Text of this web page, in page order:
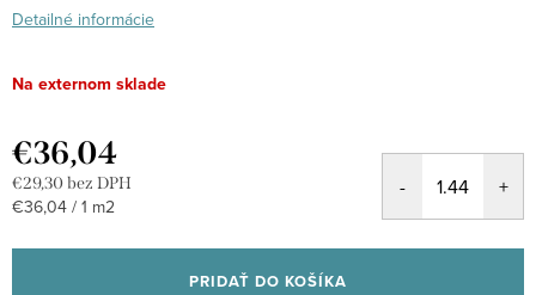
Detailné informácie
Na externom sklade
€36,04
€29,30 bez DPH
Jednotková
€36,04 / 1 m2
PRIDAŤ DO KOŠÍKA